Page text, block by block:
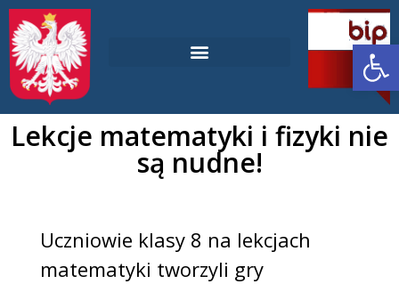
Lekcje matematyki i fizyki nie
są nudne!
Uczniowie klasy 8 na lekcjach
matematyki tworzyli gry